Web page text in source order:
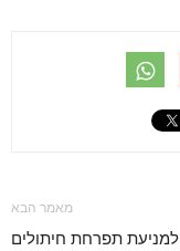
מאמר הבא
למניעת תפרחת חיתולים